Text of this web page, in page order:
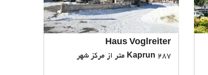
Haus Voglreiter
Kaprun 287 متر از مرکز شهر